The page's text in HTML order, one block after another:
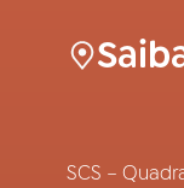
SCS –